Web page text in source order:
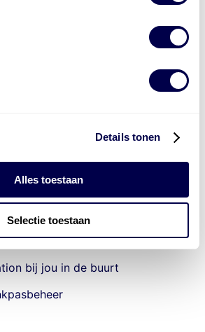
Details tonen
Alles toestaan
Selectie toestaan
en duizenden
en laadpas
bij jou in de buurt